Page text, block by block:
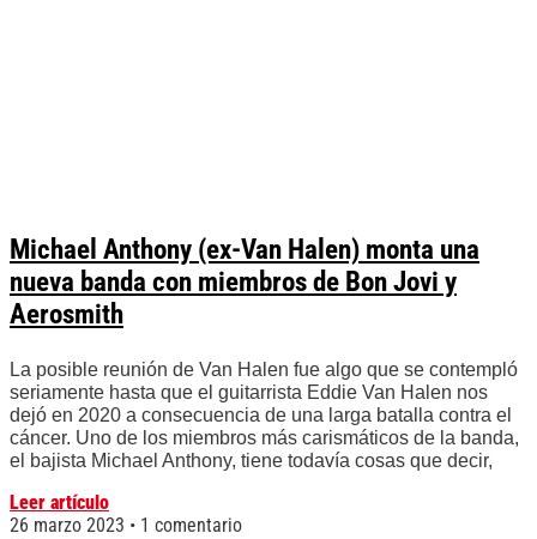
Michael Anthony (ex-Van Halen) monta una
nueva banda con miembros de Bon Jovi y
Aerosmith
La posible reunión de Van Halen fue algo que se contempló
seriamente hasta que el guitarrista Eddie Van Halen nos
dejó en 2020 a consecuencia de una larga batalla contra el
cáncer. Uno de los miembros más carismáticos de la banda,
el bajista Michael Anthony, tiene todavía cosas que decir,
Leer artículo
26 marzo 2023
1 comentario